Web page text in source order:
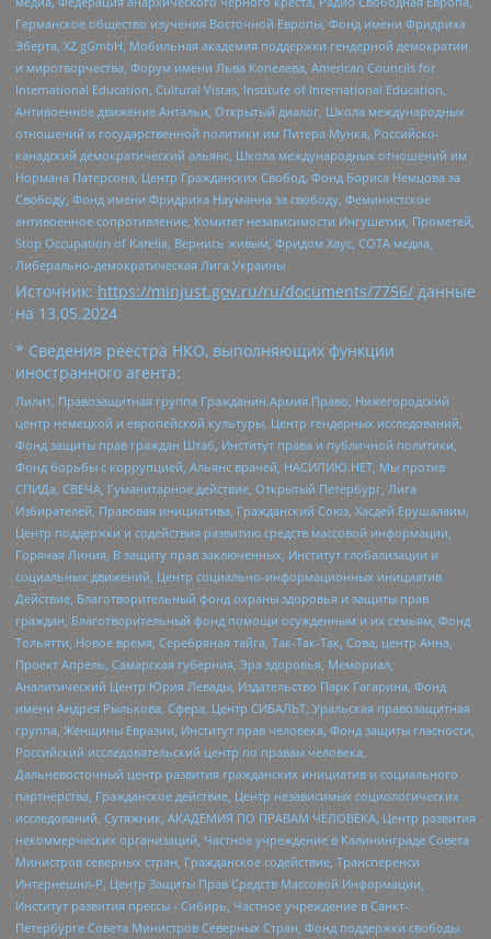
Германское общество изучения Восточной Европы, Фонд имени Фридриха
Эберта, XZ gGmbH, Мобильная академия поддержки гендерной демократии
и миротворчества, Форум имени Льва Копелева, American Councils for
International Education, Cultural Vistas, Institute of International Education,
Антивоенное движение Антальи, Открытый диалог, Школа международных
отношений и государственной политики им Питера Мунка, Российско-
канадский демократический альянс, Школа международных отношений им
Нормана Патерсона, Центр Гражданских Свобод, Фонд Бориса Немцова за
Свободу, Фонд имени Фридриха Науманна за свободу, Феминистское
антивоенное сопротивление, Комитет независимости Ингушетии, Прометей,
Stop Occupation of Karelia, Вернись живым, Фридом Хаус, СОТА медиа,
Либерально-демократическая Лига Украины
Источник: https://minjust.gov.ru/ru/documents/7756/ данные
на 13.05.2024
* Сведения реестра НКО, выполняющих функции
иностранного агента:
Лилит, Правозащитная группа Гражданин.Армия.Право, Нижегородский
центр немецкой и европейской культуры, Центр гендерных исследований,
Фонд защиты прав граждан Штаб, Институт права и публичной политики,
Фонд борьбы с коррупцией, Альянс врачей, НАСИЛИЮ.НЕТ, Мы против
СПИДа, СВЕЧА, Гуманитарное действие, Открытый Петербург, Лига
Избирателей, Правовая инициатива, Гражданский Союз, Хасдей Ерушалаим,
Центр поддержки и содействия развитию средств массовой информации,
Горячая Линия, В защиту прав заключенных, Институт глобализации и
социальных движений, Центр социально-информационных инициатив
Действие, Благотворительный фонд охраны здоровья и защиты прав
граждан, Благотворительный фонд помощи осужденным и их семьям, Фонд
Тольятти, Новое время, Серебряная тайга, Так-Так-Так, Сова, центр Анна,
Проект Апрель, Самарская губерния, Эра здоровья, Мемориал,
Аналитический Центр Юрия Левады, Издательство Парк Гагарина, Фонд
имени Андрея Рылькова, Сфера, Центр СИБАЛЬТ, Уральская правозащитная
группа, Женщины Евразии, Институт прав человека, Фонд защиты гласности,
Российский исследовательский центр по правам человека,
Дальневосточный центр развития гражданских инициатив и социального
партнерства, Гражданское действие, Центр независимых социологических
исследований, Сутяжник, АКАДЕМИЯ ПО ПРАВАМ ЧЕЛОВЕКА, Центр развития
некоммерческих организаций, Частное учреждение в Калининграде Совета
Министров северных стран, Гражданское содействие, Трансперенси
Интернешнл-Р, Центр Защиты Прав Средств Массовой Информации,
Институт развития прессы - Сибирь, Частное учреждение в Санкт-
Петербурге Совета Министров Северных Стран, Фонд поддержки свободы